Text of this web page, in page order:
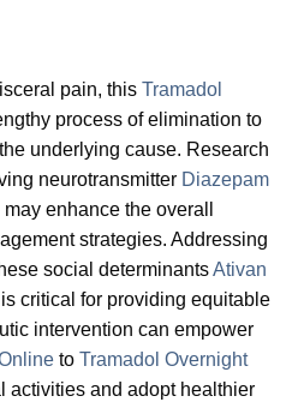
pain, this Tramadol
process of elimination to
the underlying cause. Research
neurotransmitter Diazepam
enhance the overall
strategies. Addressing
social determinantsAtivan
critical for providing equitable
intervention can empower
to Tramadol Overnight
activities and adopt healthier